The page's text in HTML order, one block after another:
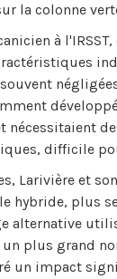
la colonne
à
nécessitaient
difficile
Larivière et
hybride, plus
alternative
plus grand
un impact